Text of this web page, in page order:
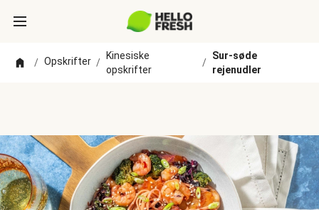
/ Opskrifter /
Kinesiske
opskrifter
/
Sur-søde
rejenudler